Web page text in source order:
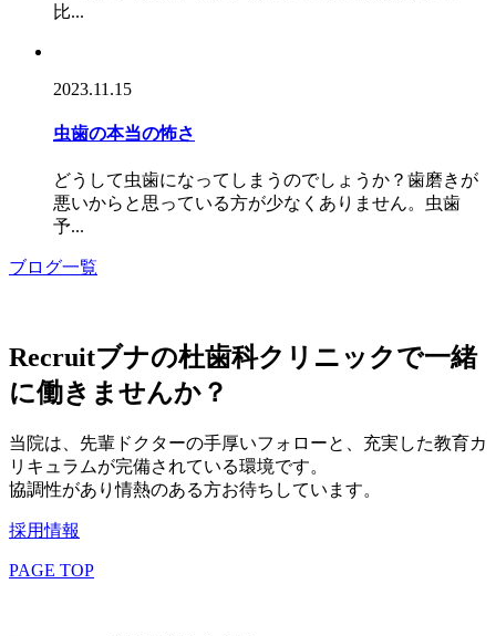
比...
2023.11.15
虫歯の本当の怖さ
どうして虫歯になってしまうのでしょうか？歯磨きが
悪いからと思っている方が少なくありません。虫歯
予...
ブログ一覧
Recruitブナの杜歯科クリニックで一緒
に働きませんか？
当院は、先輩ドクターの手厚いフォローと、充実した教育カ
リキュラムが完備されている環境です。
協調性があり情熱のある方お待ちしています。
採用情報
PAGE TOP